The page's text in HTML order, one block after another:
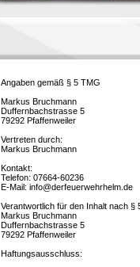
Angaben gemäß § 5 TMG
Markus Bruchmann
Duffernbachstrasse 5
79292 Pfaffenweiler
Vertreten durch:
Markus Bruchmann
Kontakt:
Telefon: 07664-60236
E-Mail: info@derfeuerwehrhelm.de
Verantwortlich für den Inhalt nach §
Markus Bruchmann
Duffernbachstrasse 5
79292 Pfaffenweiler
Haftungsausschluss: